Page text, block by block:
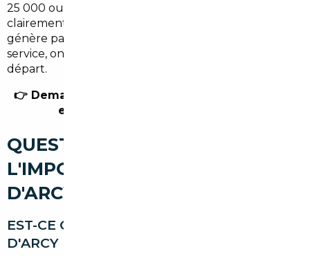
25 000 ou 35 000 €, c'est une différence qui mérite
clairement d'être explorée. Et si votre projet ne
génère pas d'économie suffisante pour justifier le
service, on vous le dit en toute transparence dès le
départ.
👉 Demandez votre estimation gratuite — sans
engagement, réponse sous 24h.
QUESTIONS FRÉQUENTES SUR
L'IMPORT DE VOITURE À BOIS-
D'ARCY
EST-CE QUE LES HABITANTS DE BOIS-
D'ARCY PEUVENT BÉNÉFICIER DE CE